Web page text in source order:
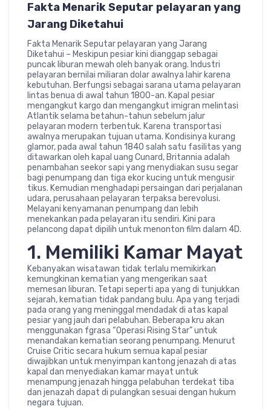
Fakta Menarik Seputar pelayaran yang
Jarang Diketahui
Fakta Menarik Seputar pelayaran yang Jarang
Diketahui – Meskipun pesiar kini dianggap sebagai
puncak liburan mewah oleh banyak orang. Industri
pelayaran bernilai miliaran dolar awalnya lahir karena
kebutuhan. Berfungsi sebagai sarana utama pelayaran
lintas benua di awal tahun 1800-an. Kapal pesiar
mengangkut kargo dan mengangkut imigran melintasi
Atlantik selama betahun-tahun sebelum jalur
pelayaran modern terbentuk. Karena transportasi
awalnya merupakan tujuan utama. Kondisinya kurang
glamor, pada awal tahun 1840 salah satu fasilitas yang
ditawarkan oleh kapal uang Cunard, Britannia adalah
penambahan seekor sapi yang menydiakan susu segar
bagi penumpang dan tiga ekor kucing untuk mengusir
tikus. Kemudian menghadapi persaingan dari perjalanan
udara, perusahaan pelayaran terpaksa berevolusi.
Melayani kenyamanan penumpang dan lebih
menekankan pada pelayaran itu sendiri. Kini para
pelancong dapat dipilih untuk menonton film dalam 4D.
1. Memiliki Kamar Mayat
Kebanyakan wisatawan tidak terlalu memikirkan
kemungkinan kematian yang mengerikan saat
memesan liburan. Tetapi seperti apa yang di tunjukkan
sejarah, kematian tidak pandang bulu. Apa yang terjadi
pada orang yang meninggal mendadak di atas kapal
pesiar yang jauh dari pelabuhan. Beberapa kru akan
menggunakan fgrasa “Operasi Rising Star” untuk
menandakan kematian seorang penumpang. Menurut
Cruise Critic secara hukum semua kapal pesiar
diwajibkan untuk menyimpan kantong jenazah di atas
kapal dan menyediakan kamar mayat untuk
menampung jenazah hingga pelabuhan terdekat tiba
dan jenazah dapat di pulangkan sesuai dengan hukum
negara tujuan.